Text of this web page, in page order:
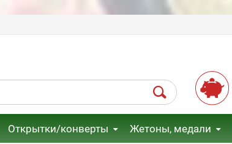
Открытки/конверты Жетоны, медали